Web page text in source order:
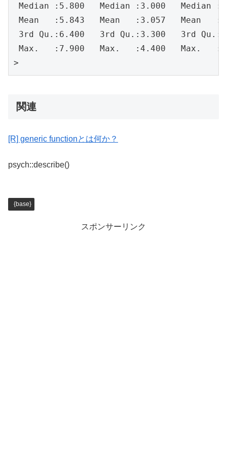
Median :5.800   Median :3.000
Mean   :5.843   Mean   :3.057
3rd Qu.:6.400   3rd Qu.:3.300
Max.   :7.900   Max.   :4.400
>
関連
[R] generic functionとは何か？
psych::describe()
{base}
スポンサーリンク